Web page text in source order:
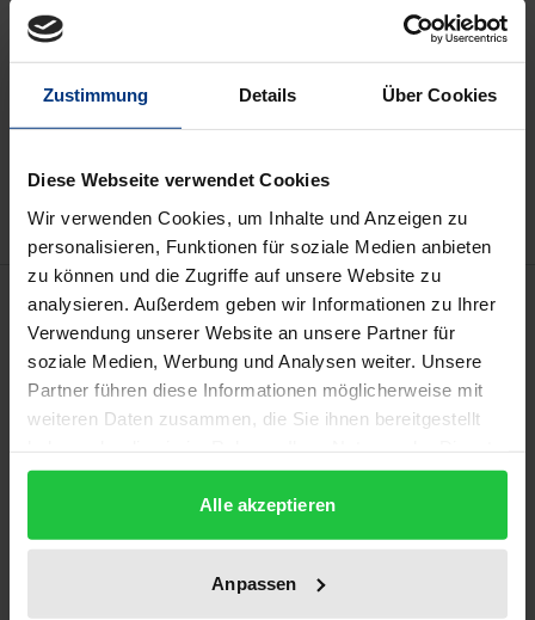
Zustimmung Details Über Cookies
Diese Webseite verwendet Cookies
Wir verwenden Cookies, um Inhalte und Anzeigen zu
personalisieren, Funktionen für soziale Medien anbieten
zu können und die Zugriffe auf unsere Website zu
analysieren. Außerdem geben wir Informationen zu Ihrer
Verwendung unserer Website an unsere Partner für
soziale Medien, Werbung und Analysen weiter. Unsere
Partner führen diese Informationen möglicherweise mit
weiteren Daten zusammen, die Sie ihnen bereitgestellt
gesammelt haben.
Alle akzeptieren
Anpassen
Prices include VAT. Depending on the delivery address, VAT
may vary at checkout.
Add to Cart
Delivery cost notice
Description
The publication concentrates on current issues at
the intersection of the general part of criminal law
and the specific subject matter of economic criminal
law. It contains the lectures held by Hans
Achenbach, Jörg Eisele, Christian Schröder and
Detlev Sternberg-Lieben in July 2022 at the
Criminal Law" in honor of Wolfgang Mitsch and Uwe